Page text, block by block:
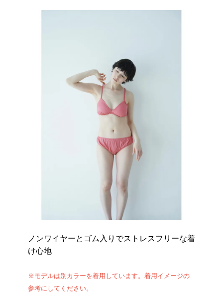
ノンワイヤーとゴム入りでストレスフリーな着
け心地
※モデルは別カラーを着用しています。着用イメージの
参考にしてください。